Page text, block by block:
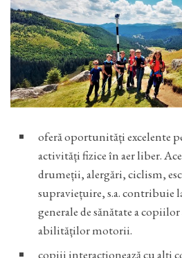
oferă oportunități excelente
activități fizice în aer liber.
drumeții, alergări, ciclism,
supraviețuire, s.a. contribuie
generale de sănătate a
abilităților motorii.
copiii interacționează cu alți